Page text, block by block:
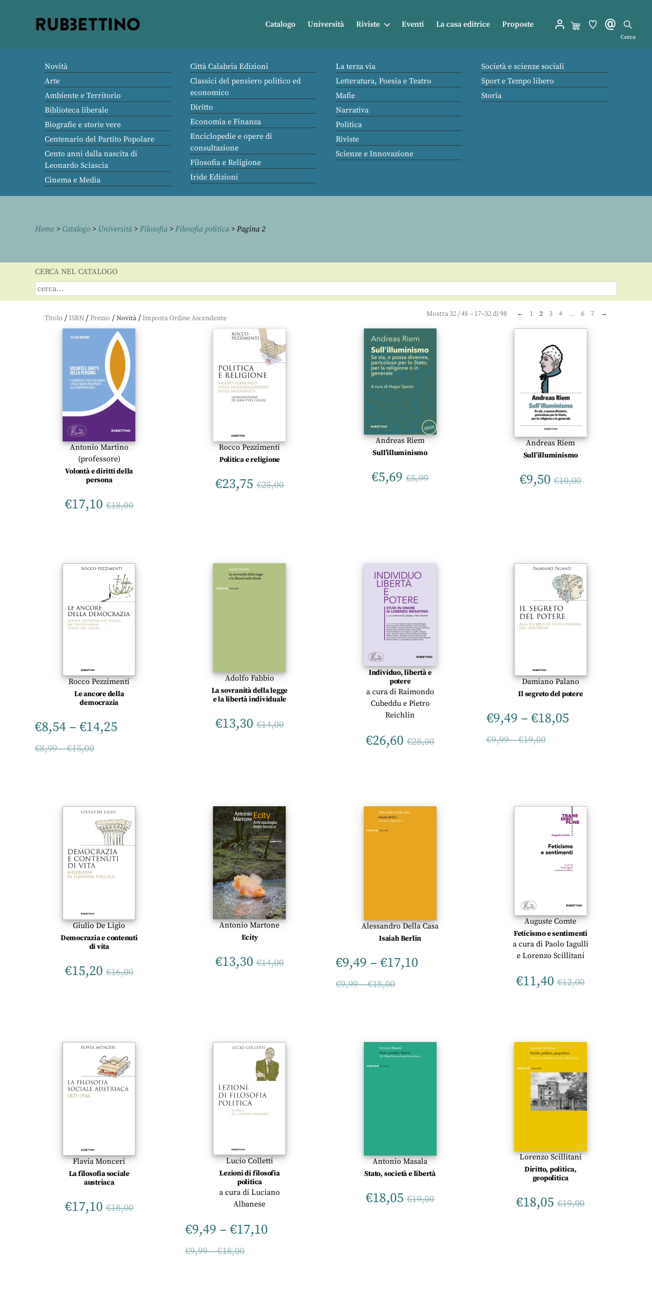
Catalogo Università Riviste Eventi La casa editrice Proposte
Cerca
Novità
Arte
Ambiente e Territorio
Biblioteca liberale
Biografie e storie vere
Centenario del Partito Popolare
Cento anni dalla nascita di
Leonardo Sciascia
Cinema e Media
Città Calabria Edizioni
Classici del pensiero politico ed
economico
Diritto
Economia e Finanza
Enciclopedie e opere di
consultazione
Filosofia e Religione
Iride Edizioni
La terza via
Letteratura, Poesia e Teatro
Mafie
Narrativa
Politica
Riviste
Scienze e Innovazione
Società e scienze sociali
Sport e Tempo libero
Storia
Home > Catalogo > Università> Filosofia> Filosofia politica> Pagina 2
CERCA NEL CATALOGO
Titolo / ISBN / Prezzo / Novità / Mostra32/48– 17–32 di 98 ← 1 2 3 4 … 6 7 →
Antonio Martino
(professore)
Volontà e diritti della
persona
€17,10 €18,00
Rocco Pezzimenti
Politica e religione
€23,75 €25,00
Andreas Riem
Sull’illuminismo
€5,69 €5,99
Andreas Riem
Sull’illuminismo
€9,50 €10,00
Rocco Pezzimenti
Le ancore della
democrazia
€8,54 – €14,25
€8,99–€15,00
Adolfo Fabbio
La sovranità della legge
e la libertà individuale
€13,30 €14,00
Individuo, libertà e
potere
a cura di Raimondo
Cubeddue Pietro
Reichlin
€26,60 €28,00
Damiano Palano
Il segreto del potere
€9,49 – €18,05
€9,99–€19,00
Giulio De Ligio
Democrazia e contenuti
di vita
€15,20 €16,00
Antonio Martone
Ecity
€13,30 €14,00
Alessandro Della Casa
Isaiah Berlin
€9,49 –€17,10
€9,99–€18,00
Auguste Comte
Feticismo e sentimenti
a cura di Paolo Iagulli
e Lorenzo Scillitani
€11,40 €12,00
Flavia Monceri
La filosofia sociale
austriaca
€17,10 €18,00
Lucio Colletti
Lezioni di filosofia
politica
a cura di Luciano
Albanese
€9,49 –€17,10
€9,99–€18,00
Antonio Masala
Stato, società e libertà
€18,05 €19,00
Lorenzo Scillitani
Diritto, politica,
geopolitica
€18,05 €19,00